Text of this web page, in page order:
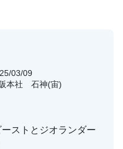
03/09
本社 石神(宙)
ストとジオランダー